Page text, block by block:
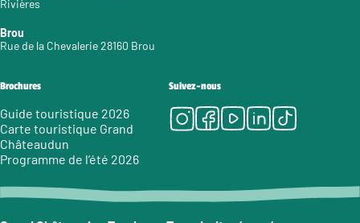
Rivières
Brou
Rue de la Chevalerie 28160 Brou
Brochures
Guide touristique 2026
Carte touristique Grand
Châteaudun
Programme de l’été 2026
Suivez-nous
Instagram
Facebook
Youtube
LinkedIn
Tiktok